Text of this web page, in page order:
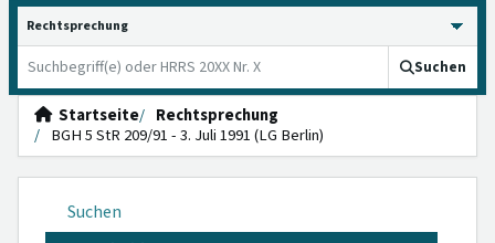
HRRS durchsuchen
Suchen
Startseite
Rechtsprechung
BGH 5 StR 209/91 - 3. Juli 1991 (LG Berlin)
Suchen